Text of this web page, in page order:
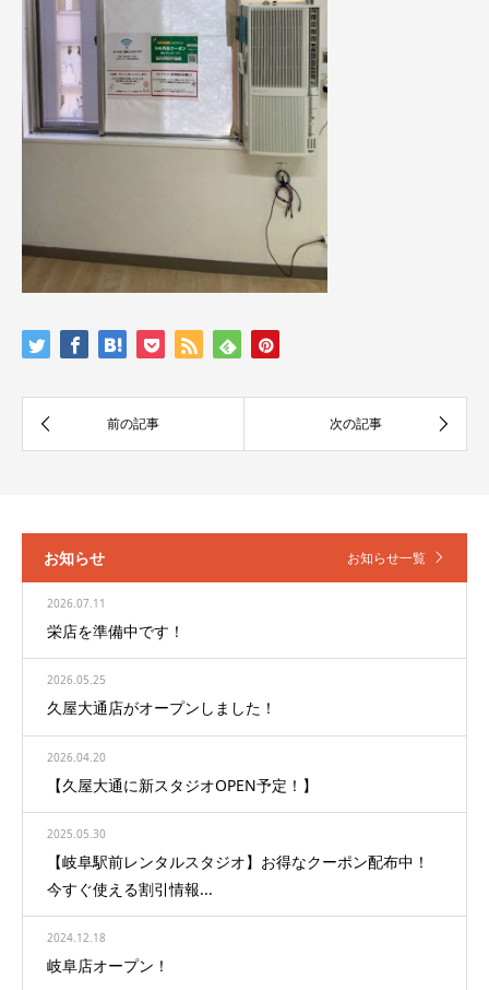
お知らせ お知らせ一覧
2026.07.11
栄店を準備中です！
2026.05.25
久屋大通店がオープンしました！
2026.04.20
【久屋大通に新スタジオOPEN予定！】
2025.05.30
【岐阜駅前レンタルスタジオ】お得なクーポン配布中！
今すぐ使える割引情報...
2024.12.18
岐阜店オープン！